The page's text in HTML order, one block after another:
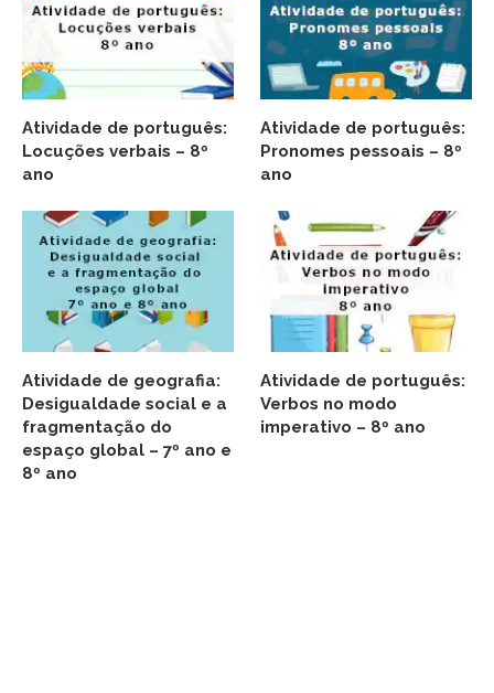
Atividade de português:
Locuções verbais – 8º
ano
Atividade de português:
Pronomes pessoais – 8º
ano
Atividade de geografia:
Desigualdade social e a
fragmentação do
espaço global – 7º ano e
8º ano
Atividade de português:
Verbos no modo
imperativo – 8º ano